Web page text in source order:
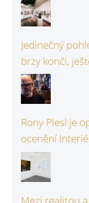
Jedinečný
brzy končí,
Rony Plesl je
ocenění
Mezi realitou